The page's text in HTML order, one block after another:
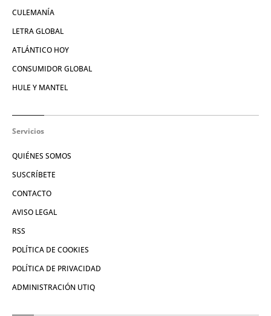
CULEMANÍA
LETRA GLOBAL
ATLÁNTICO HOY
CONSUMIDOR GLOBAL
HULE Y MANTEL
Servicios
QUIÉNES SOMOS
SUSCRÍBETE
CONTACTO
AVISO LEGAL
RSS
POLÍTICA DE COOKIES
POLÍTICA DE PRIVACIDAD
ADMINISTRACIÓN UTIQ